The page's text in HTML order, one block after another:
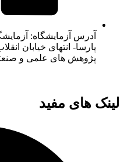
آدرس آزمایشگاه:
پارسا- انتهای خیابان
پژوهش های علمی و
لینک های مفید